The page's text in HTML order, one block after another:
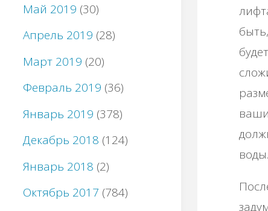
Май 2019 (30)
Апрель 2019 (28)
Март 2019 (20)
Февраль 2019 (36)
Январь 2019 (378)
Декабрь 2018 (124)
Январь 2018 (2)
Октябрь 2017 (784)